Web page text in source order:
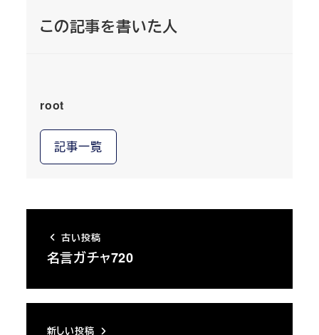
この記事を書いた人
root
記事一覧
古い投稿
名言ガチャ720
新しい投稿